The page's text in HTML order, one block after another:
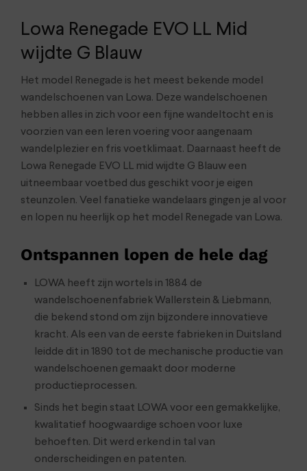
Lowa Renegade EVO LL Mid
wijdte G Blauw
Het model Renegade is het meest bekende model
wandelschoenen van Lowa. Deze wandelschoenen
hebben alles in zich voor een fijne wandeltocht en is
voorzien van een leren voering voor aangenaam
wandelplezier en fris voetklimaat. Daarnaast heeft de
Lowa Renegade EVO LL mid wijdte G Blauw een
uitneembaar voetbed dus geschikt voor je eigen
steunzolen. Veel fanatieke wandelaars gingen je al voor
en lopen nu heerlijk op het model Renegade van Lowa.
Ontspannen lopen de hele dag
LOWA heeft zijn wortels in 1884 de
wandelschoenenfabriek Wallerstein & Liebmann,
die bekend stond om zijn bijzondere innovatieve
kracht. Als een van de eerste fabrieken in Duitsland
leidde dit in 1890 tot de mechanische productie van
wandelschoenen gemaakt door moderne
productieprocessen.
Sinds het begin staat LOWA voor een gemakkelijke,
kwalitatief hoogwaardige schoen voor luxe
behoeften. Dit werd erkend in tal van
onderscheidingen en patenten.